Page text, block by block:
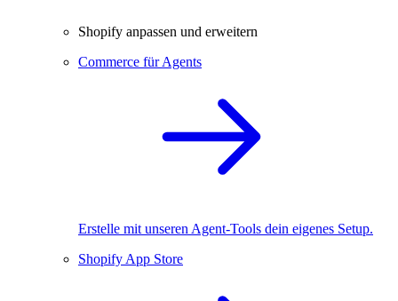
Shopify anpassen und erweitern
Commerce für Agents
Erstelle mit unseren Agent-Tools dein eigenes Setup.
Shopify App Store